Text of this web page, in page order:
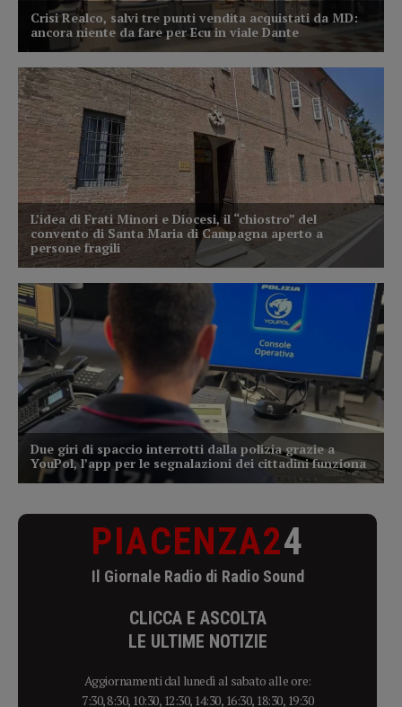
PIACENZA24
Il Giornale Radio di Radio Sound
CLICCA E ASCOLTA
LE ULTIME NOTIZIE
Aggiornamenti dal lunedì al sabato alle ore:
7:30, 8:30, 10:30, 12:30, 14:30, 16:30, 18:30, 19:30